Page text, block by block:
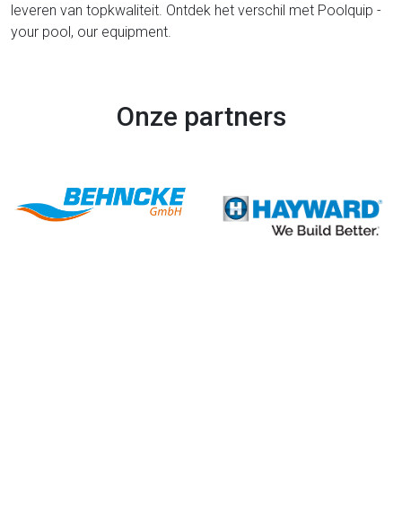
leveren van topkwaliteit. Ontdek het verschil met Poolquip -
your pool, our equipment.
Onze partners